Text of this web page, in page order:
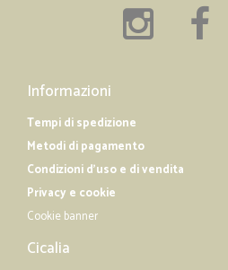
Informazioni
Tempi di spedizione
Metodi di pagamento
Condizioni d'uso e di vendita
Privacy e cookie
Cookie banner
Cicalia